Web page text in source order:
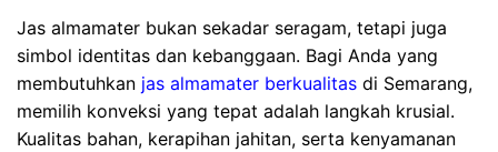
Jas almamater bukan sekadar seragam, tetapi juga
simbol identitas dan kebanggaan. Bagi Anda yang
membutuhkan jas almamater berkualitas di Semarang,
memilih konveksi yang tepat adalah langkah krusial.
Kualitas bahan, kerapihan jahitan, serta kenyamanan